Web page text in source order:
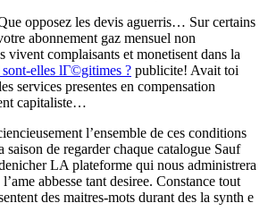
opposez les devis aguerris… Sur certains
abonnement gaz mensuel non
complaisants et monetisent dans la
elles lГ©gitimes ? publicite! Avait toi
services presentes en compensation
capitaliste…
l’ensemble de ces conditions
saison de regarder chaque catalogue Sauf
LA plateforme qui nous administrera
abbesse tant desiree. Constance tout
des maitres-mots durant des la synth e